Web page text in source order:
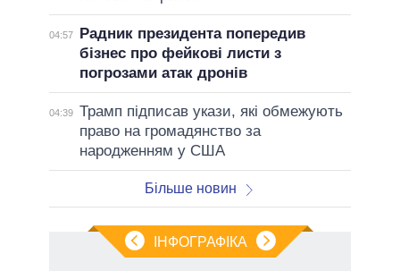
04:57
Радник президента попередив
бізнес про фейкові листи з
погрозами атак дронів
04:39 Трамп підписав укази, які обмежують
право на громадянство за
народженням у США
Більше новин
ІНФОГРАФІКА